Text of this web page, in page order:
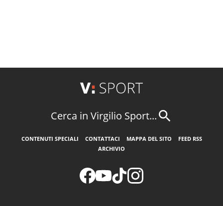
Cerca in Virgilio Sport...
CONTENUTI SPECIALI CONTATTACI MAPPA DEL SITO
FEED RSS
ARCHIVIO